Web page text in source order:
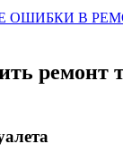
ОШИБКИ В
ремонт